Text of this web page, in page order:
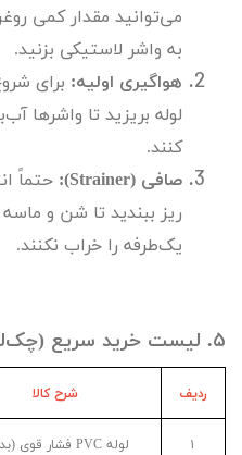
می‌توانید مقدار کمی
به واشر لاستیکی بزنید.
هواگیری اولیه: برای
لوله بریزید تا واشرها
کنند.
صافی (Strainer
): حتماً
ریز ببندید تا شن و
یک‌طرفه را خراب نکنند.
۵. لیست خرید سریع
ردیف شرح کالا
۱ لوله PVC فشار قوی